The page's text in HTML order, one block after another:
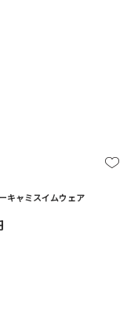
キャミスイムウェア